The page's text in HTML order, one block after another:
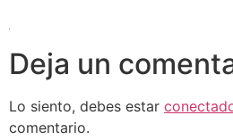
Deja un
Lo siento, debes estar
comentario.